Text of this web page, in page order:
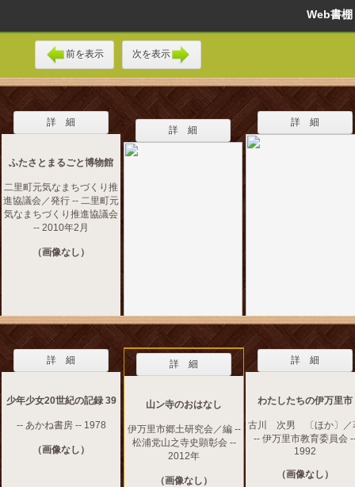
Web書
前を表示 次を表示
詳 細
ふたさとまるごと博物館
二里町元気なまちづくり推
進協議会／発行 -- 二里町元
気なまちづくり推進協議会
-- 2010年2月
（画像なし）
詳 細
詳 細
詳 細
少年少女20世紀の記録 39
-- あかね書房 -- 1978
（画像なし）
詳 細
山ン寺のおはなし
伊万里市郷土研究会／編 --
松浦党山之寺史顕彰会 --
2012年
（画像なし）
詳 細
わたしたちの伊万里市
古川 次男 〔ほか〕／
-- 伊万里市教育委員会
1992
（画像なし）